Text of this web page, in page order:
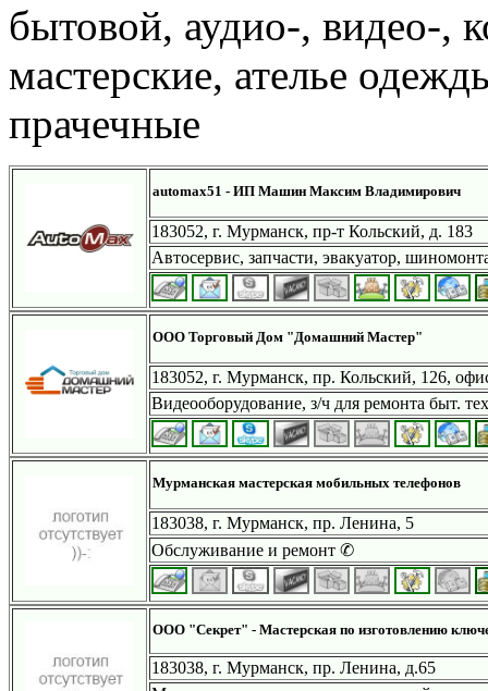
бытовой, аудио-, видео-,
мастерские, ателье
прачечные
automax51 - ИП Машин Максим Владимирович
183052, г. Мурманск, пр-т Кольский, д. 183
Автосервис, запчасти, эвакуатор,
ООО Торговый Дом "Домашний Мастер"
183052, г. Мурманск, пр. Кольский, 126,
Видеооборудование, з/ч для ремонта быт.
Мурманская мастерская мобильных телефонов
183038, г. Мурманск, пр. Ленина, 5
Обслуживание и ремонт ✆
ООО "Секрет" - Мастерская по изготовлению
183038, г. Мурманск, пр. Ленина, д.65